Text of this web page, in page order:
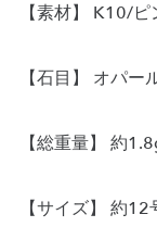
【素材】 K10/
【石目】 オパ
【総重量】 約
【サイズ】 約12